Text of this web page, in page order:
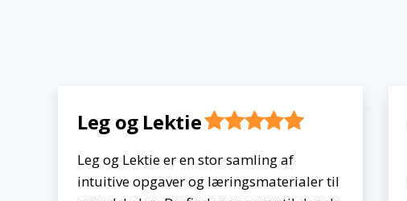
Leg og Lektie
Leg og Lektie er en stor samling af
intuitive opgaver og læringsmaterialer til